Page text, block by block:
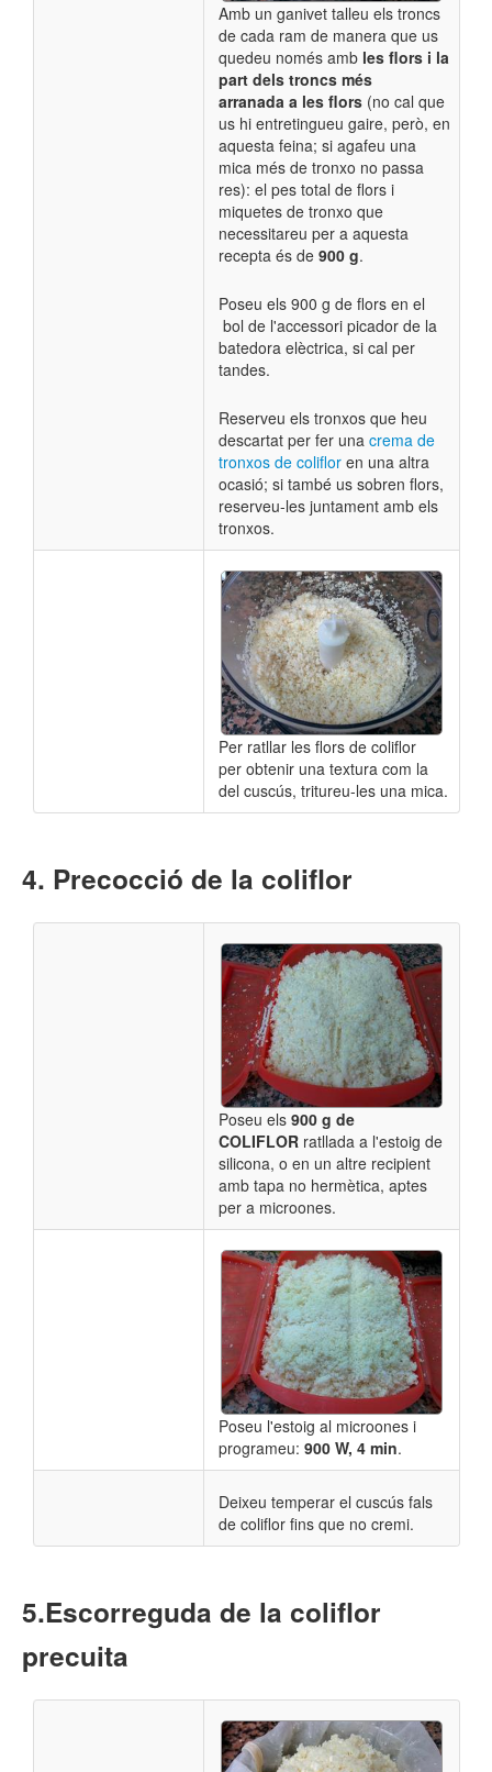
Amb un ganivet talleu els troncs
de cada ram de manera que us
quedeu només amb les flors i la
part dels troncs més
arranada a les flors(no cal que
us hi entretingueu gaire, però, en
aquesta feina; si agafeu una
mica més de tronxo no passa
res): el pes total de flors i
miquetes de tronxo que
necessitareu per a aquesta
recepta és de 900 g.
Poseu els 900 g de flors en el
bol de l'accessori picador de la
batedora elèctrica, si cal per
tandes.
Reserveu els tronxos que heu
descartat per fer una crema de
tronxos de colifloren una altra
ocasió; si també us sobren flors,
reserveu-les juntament amb els
tronxos.
Per ratllar les flors de coliflor
per obtenir una textura com la
del cuscús, tritureu-les una mica.
Precocció de la coliflor
Poseu els 900 g de
COLIFLOR ratllada a l'estoig de
silicona, o en un altre recipient
amb tapa no hermètica, aptes
per a microones.
Poseu l'estoig al microones i
programeu: 900 W, 4 min.
Deixeu temperar el cuscús fals
de coliflor fins que no cremi.
​Escorreguda de la coliflor
precuita